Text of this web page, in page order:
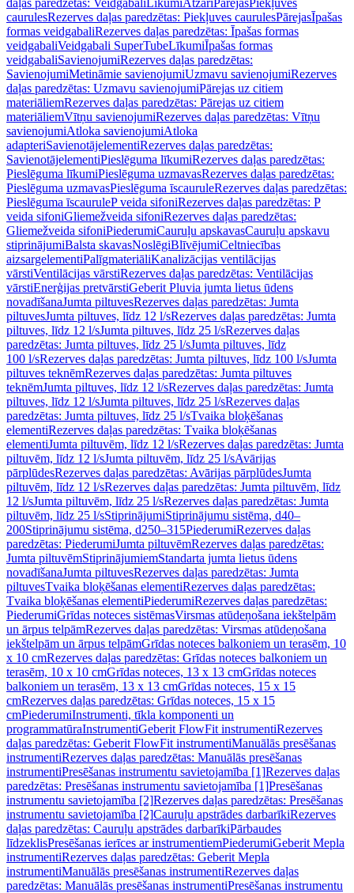
daļas paredzētas: Veidgabali LīkumiAtzari PārejasPiekļuves
caurulesRezerves daļas paredzētas: Piekļuves caurulesPārejasĪpašas
formas veidgabaliRezerves daļas paredzētas: Īpašas formas
veidgabaliVeidgabali SuperTubeLīkumiĪpašas formas
veidgabaliSavienojumiRezerves daļas paredzētas:
SavienojumiMetināmie savienojumiUzmavu savienojumiRezerves
daļas paredzētas: Uzmavu savienojumiPārejas uz citiem
materiāliemRezerves daļas paredzētas: Pārejas uz citiem
materiāliemVītņu savienojumiRezerves daļas paredzētas: Vītņu
savienojumiAtloka savienojumiAtloka
adapteriSavienotājelementiRezerves daļas paredzētas:
SavienotājelementiPieslēguma līkumiRezerves daļas paredzētas:
Pieslēguma līkumiPieslēguma uzmavasRezerves daļas paredzētas:
Pieslēguma uzmavasPieslēguma īscauruleRezerves daļas paredzētas:
Pieslēguma īscauruleP veida sifoniRezerves daļas paredzētas: P
veida sifoniGliemežveida sifoniRezerves daļas paredzētas:
Gliemežveida sifoniPiederumiCauruļu apskavasCauruļu apskavu
stiprinājumiBalsta skavasNoslēgiBlīvējumiCeltniecības
aizsargelementiPalīgmateriāliKanalizācijas ventilācijas
vārstiVentilācijas vārstiRezerves daļas paredzētas: Ventilācijas
vārstiEnerģijas pretvārstiGeberit Pluvia jumta lietus ūdens
novadīšanaJumta piltuvesRezerves daļas paredzētas: Jumta
piltuvesJumta piltuves, līdz 12 l/sRezerves daļas paredzētas: Jumta
piltuves, līdz 12 l/sJumta piltuves, līdz 25 l/sRezerves daļas
paredzētas: Jumta piltuves, līdz 25 l/sJumta piltuves, līdz
100 l/sRezerves daļas paredzētas: Jumta piltuves, līdz 100 l/sJumta
piltuves teknēmRezerves daļas paredzētas: Jumta piltuves
teknēmJumta piltuves, līdz 12 l/sRezerves daļas paredzētas: Jumta
piltuves, līdz 12 l/sJumta piltuves, līdz 25 l/sRezerves daļas
paredzētas: Jumta piltuves, līdz 25 l/sTvaika bloķēšanas
elementiRezerves daļas paredzētas: Tvaika bloķēšanas
elementiJumta piltuvēm, līdz 12 l/sRezerves daļas paredzētas: Jumta
piltuvēm, līdz 12 l/sJumta piltuvēm, līdz 25 l/sAvārijas
pārplūdesRezerves daļas paredzētas: Avārijas pārplūdesJumta
piltuvēm, līdz 12 l/sRezerves daļas paredzētas: Jumta piltuvēm, līdz
12 l/sJumta piltuvēm, līdz 25 l/sRezerves daļas paredzētas: Jumta
piltuvēm, līdz 25 l/sStiprinājumiStiprinājumu sistēma, d40–
200Stiprinājumu sistēma, d250–315PiederumiRezerves daļas
paredzētas: PiederumiJumta piltuvēmRezerves daļas paredzētas:
Jumta piltuvēmStiprinājumiemStandarta jumta lietus ūdens
novadīšanaJumta piltuvesRezerves daļas paredzētas: Jumta
piltuvesTvaika bloķēšanas elementiRezerves daļas paredzētas:
Tvaika bloķēšanas elementiPiederumiRezerves daļas paredzētas:
PiederumiGrīdas noteces sistēmasVirsmas atūdeņošana iekštelpām
un ārpus telpāmRezerves daļas paredzētas: Virsmas atūdeņošana
iekštelpām un ārpus telpāmGrīdas noteces balkoniem un terasēm, 10
x 10 cmRezerves daļas paredzētas: Grīdas noteces balkoniem un
terasēm, 10 x 10 cmGrīdas noteces, 13 x 13 cmGrīdas noteces
balkoniem un terasēm, 13 x 13 cmGrīdas noteces, 15 x 15
cmRezerves daļas paredzētas: Grīdas noteces, 15 x 15
cmPiederumiInstrumenti, tīkla komponenti un
programmatūraInstrumentiGeberit FlowFit instrumentiRezerves
daļas paredzētas: Geberit FlowFit instrumentiManuālās presēšanas
instrumentiRezerves daļas paredzētas: Manuālās presēšanas
instrumentiPresēšanas instrumentu savietojamība [1]Rezerves daļas
paredzētas: Presēšanas instrumentu savietojamība [1]Presēšanas
instrumentu savietojamība [2]Rezerves daļas paredzētas: Presēšanas
instrumentu savietojamība [2]Cauruļu apstrādes darbarīkiRezerves
daļas paredzētas: Cauruļu apstrādes darbarīkiPārbaudes
līdzeklisPresēšanas ierīces ar instrumentiemPiederumiGeberit Mepla
instrumentiRezerves daļas paredzētas: Geberit Mepla
instrumentiManuālās presēšanas instrumentiRezerves daļas
paredzētas: Manuālās presēšanas instrumentiPresēšanas instrumentu